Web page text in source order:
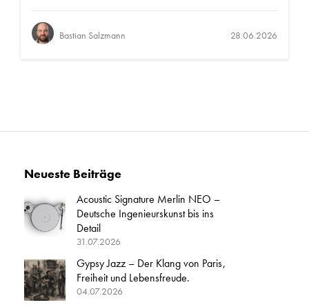
Bastian Salzmann 28.06.2026
Neueste Beiträge
Acoustic Signature Merlin NEO –
Deutsche Ingenieurskunst bis ins
Detail
31.07.2026
Gypsy Jazz – Der Klang von Paris,
Freiheit und Lebensfreude.
04.07.2026